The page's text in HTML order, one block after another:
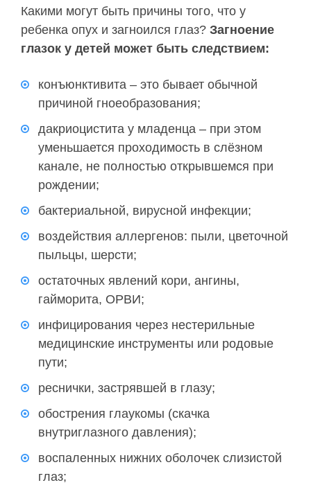
Какими могут быть причины того, что у
ребенка опух и загноился глаз? Загноение
глазок у детей может быть следствием:
конъюнктивита – это бывает обычной
причиной гноеобразования;
дакриоцистита у младенца – при этом
уменьшается проходимость в слёзном
канале, не полностью открывшемся при
рождении;
бактериальной, вирусной инфекции;
воздействия аллергенов: пыли, цветочной
пыльцы, шерсти;
остаточных явлений кори, ангины,
гайморита, ОРВИ;
инфицирования через нестерильные
медицинские инструменты или родовые
пути;
реснички, застрявшей в глазу;
обострения глаукомы (скачка
внутриглазного давления);
воспаленных нижних оболочек слизистой
глаз;